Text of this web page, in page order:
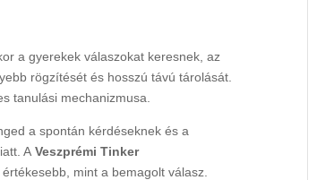
a gyerekek válaszokat keresnek, az
rögzítését és hosszú távú tárolását.
tanulási mechanizmusa.
a spontán kérdéseknek és a
AVeszprémi Tinker
mint a bemagolt válasz.